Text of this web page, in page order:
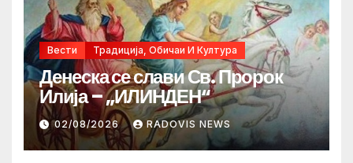
Вести Традиција, Обичаи И Култура
Денеска се слави Св. Пророк
Илија – „ИЛИНДЕН“
02/08/2026 RADOVIS NEWS